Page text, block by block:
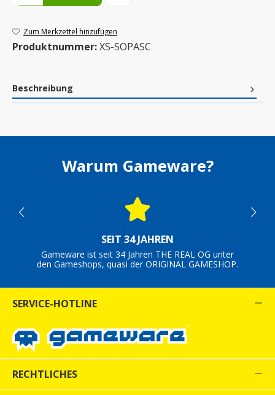
Zum Merkzettel hinzufügen
Produktnummer:XS-SOPASC
Beschreibung
Warum Gameware?
SEIT 34 JAHREN
Gameware ist seit 34 Jahren THE REAL OG unter
den Gameshops, quasi der ORIGINAL GAMESHOP.
SERVICE-HOTLINE
RECHTLICHES